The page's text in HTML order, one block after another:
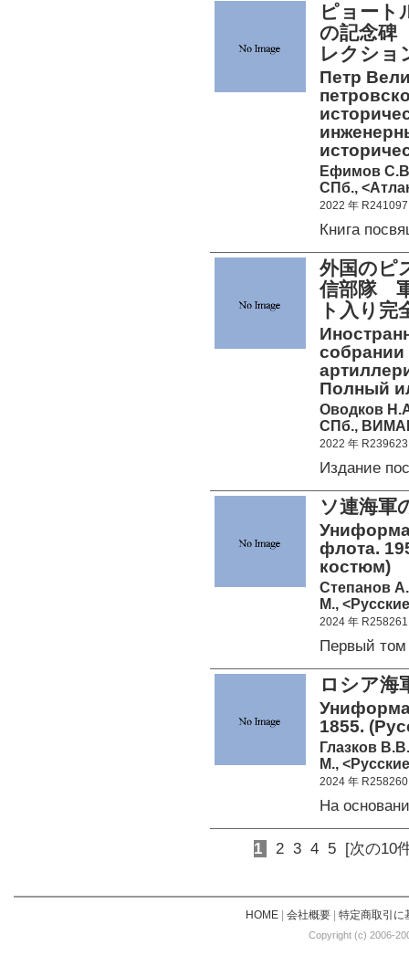
ピョー
の記念碑
レクショ
Петр
Ефимов
СПб.,
2022 年 R241097
Книга
外国のピ
信部隊
ト入り完
собрании
Полный
Оводков
СПб.,
2022 年 R239623
Издание
ソ連海
Униформа
флота.
костюм)
Степанов
М.,
2024 年 R258261
Первый том
ロシア
Униформа
1855.
Глазков
М.,
2024 年 R258260
На
1 2 3 4 5 [次の10
HOME| 会社概要| 特定商取引に
Copyright (c) 2006-